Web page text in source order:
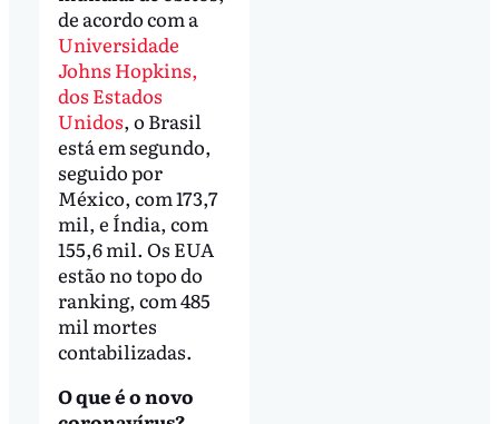
de acordo com a
Universidade
Johns Hopkins,
dos Estados
Unidos, o Brasil
está em segundo,
seguido por
México, com 173,7
mil, e Índia, com
155,6 mil. Os EUA
estão no topo do
ranking, com 485
mil mortes
contabilizadas.
O que é o novo